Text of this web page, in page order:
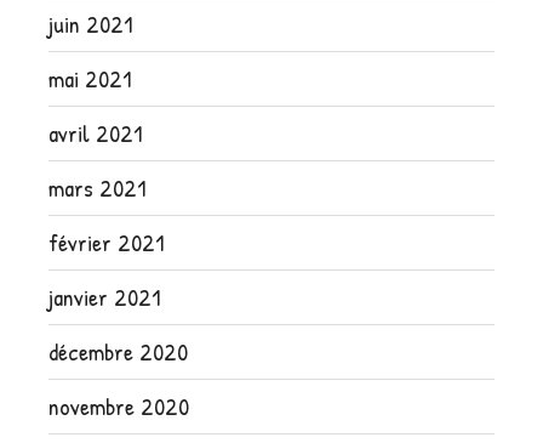
juin 2021
mai 2021
avril 2021
mars 2021
février 2021
janvier 2021
décembre 2020
novembre 2020